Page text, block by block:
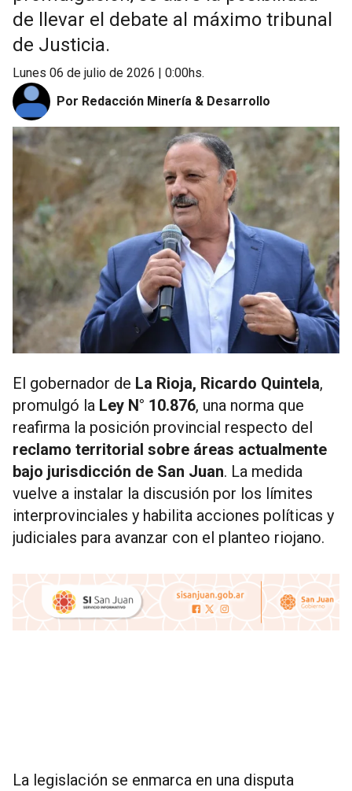
de llevar el debate al máximo tribunal
de Justicia.
lunes 06 de julio de 2026 | 0:00hs.
Por Redacción Minería & Desarrollo
El gobernador de La Rioja, Ricardo Quintela,
promulgó la Ley N° 10.876, una norma que
reafirma la posición provincial respecto del
reclamo territorial sobre áreas actualmente
bajo jurisdicción de San Juan. La medida
vuelve a instalar la discusión por los límites
interprovinciales y habilita acciones políticas y
judiciales para avanzar con el planteo riojano.
La legislación se enmarca en una disputa